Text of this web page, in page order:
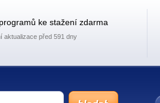
programů ke stažení zdarma
aktualizace před 591 dny